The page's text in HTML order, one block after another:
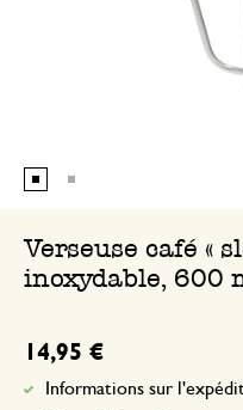
Verseuse café «
inoxydable, 600
14,95 €
Informations sur